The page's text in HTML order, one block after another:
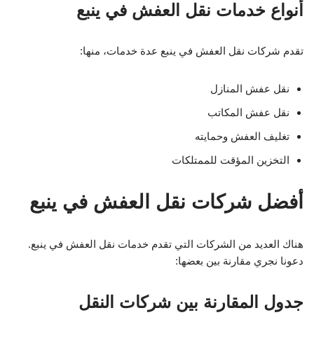
أنواع خدمات نقل العفش في ينبع
تقدم شركات نقل العفش في ينبع عدة خدمات، منها:
نقل عفش المنازل
نقل عفش المكاتب
تغليف العفش وحمايته
التخزين المؤقت للممتلكات
أفضل شركات نقل العفش في ينبع
هناك العديد من الشركات التي تقدم خدمات نقل العفش في ينبع.
دعونا نجري مقارنة بين بعضها:
جدول المقارنة بين شركات النقل